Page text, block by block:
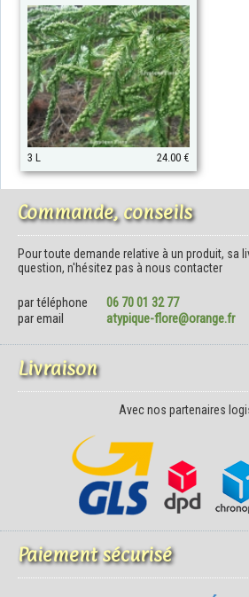
3 L 24.00 €
Commande, conseils
Pour toute demande relative à un produit, sa
question, n'hésitez pas à nous contacter
par téléphone
06 70 01 32 77
par email
atypique-flore@orange.fr
Livraison
Avec nos partenaires
Paiement sécurisé